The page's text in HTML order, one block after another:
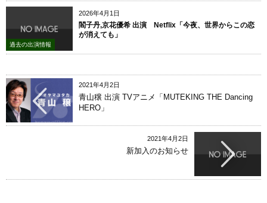
2026年4月1日
過去の出演情報
閻子丹,京花優希 出演 Netflix「今夜、世界からこの恋
が消えても」
2021年4月2日
青山穣 出演 TVアニメ「MUTEKING THE Dancing
HERO」
2021年4月2日
新加入のお知らせ